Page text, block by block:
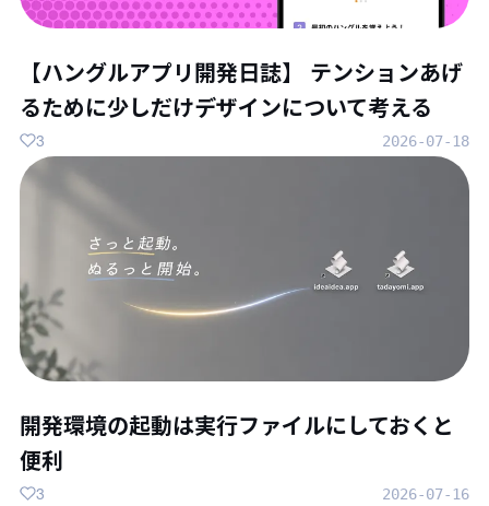
【ハングルアプリ開発日誌】 テンションあげ
るために少しだけデザインについて考える
2026-07-18
3
開発環境の起動は実行ファイルにしておくと
便利
2026-07-16
3